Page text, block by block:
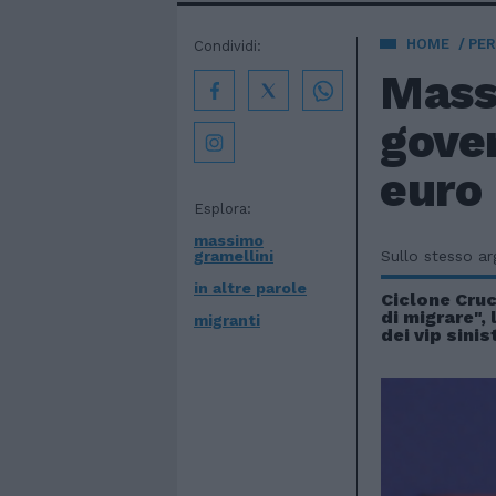
HOME
Esplora:
massimo
gramellini
in altre parole
migranti
Condividi:
Sullo stesso
Ciclone
di migrare",
dei vip